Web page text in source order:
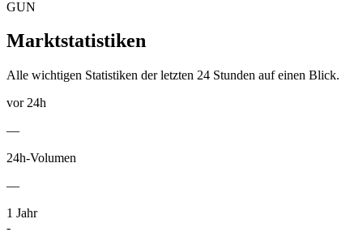
GUN
Marktstatistiken
Alle wichtigen Statistiken der letzten 24 Stunden auf einen Blick.
vor 24h
—
24h-Volumen
—
1 Jahr
-